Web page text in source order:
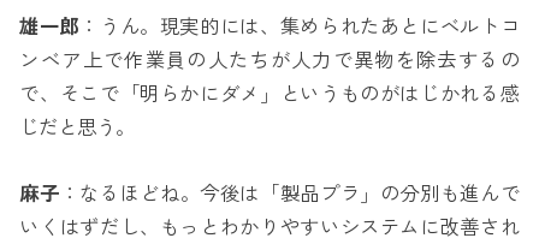
雄一郎 ：うん。現実的には、集められたあとにベルトコ
ンベア上で作業員の人たちが人力で異物を除去するの
で、そこで「明らかにダメ」というものがはじかれる感
じだと思う。
麻子 ：なるほどね。今後は「製品プラ」の分別も進んで
いくはずだし、もっとわかりやすいシステムに改善され